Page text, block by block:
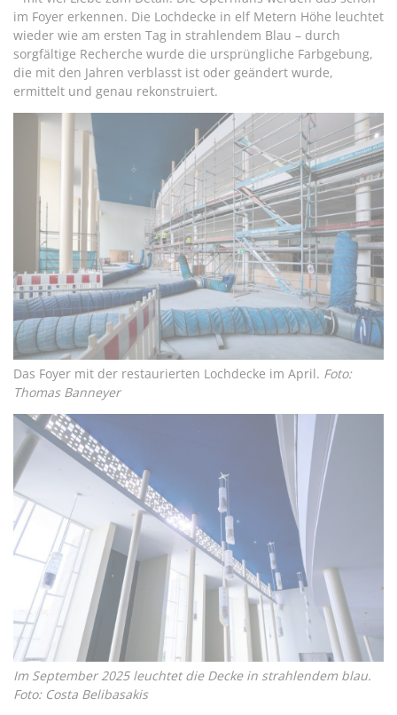
im Foyer erkennen. Die Lochdecke in elf Metern Höhe leuchtet
wieder wie am ersten Tag in strahlendem Blau – durch
sorgfältige Recherche wurde die ursprüngliche Farbgebung,
die mit den Jahren verblasst ist oder geändert wurde,
ermittelt und genau rekonstruiert.
Das Foyer mit der restaurierten Lochdecke im April. Foto:
Thomas Banneyer
Im September 2025 leuchtet die Decke in strahlendem blau.
Foto: Costa Belibasakis